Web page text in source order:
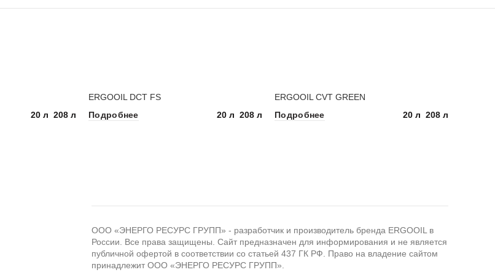
20 л 208 л
ERGOOIL DCT FS
Подробнее
20 л 208 л
ERGOOIL CVT GREEN
Подробнее
20 л 208 л
ООО «ЭНЕРГО РЕСУРС ГРУПП» - разработчик и производитель бренда ERGOOIL в
России. Все права защищены. Сайт предназначен для информирования и не является
публичной офертой в соответствии со статьей 437 ГК РФ. Право на владение сайтом
принадлежит ООО «ЭНЕРГО РЕСУРС ГРУПП».